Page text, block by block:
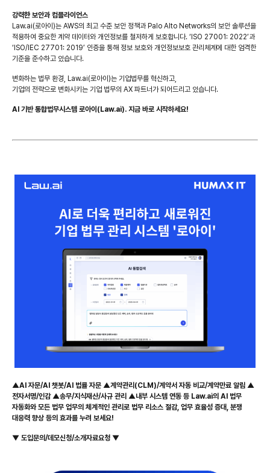
강력한 보안과 컴플라이언스
Law.ai(로아이)는 AWS의 최고 수준 보안 정책과 Palo Alto Networks의 보안 솔루션을
적용하여 중요한 계약 데이터와 개인정보를 철저하게 보호합니다. ‘ISO 27001: 2022’과
‘ISO/IEC 27701: 2019’ 인증을 통해 정보 보호와 개인정보보호 관리체계에 대한 엄격한
기준을 준수하고 있습니다.
변화하는 법무 환경, Law.ai(로아이)는 기업법무를 혁신하고,
기업의 전략으로 변화시키는 기업 법무의 AX 파트너가 되어드리고 있습니다.
AI 기반 통합법무시스템 로아이(Law.ai). 지금 바로 시작하세요!
▲AI 자문/AI 챗봇/AI 법률 자문 ▲계약관리(CLM)/계약서 자동 비교/계약만료 알림 ▲
전자서명/인감 ▲송무/지식재산/사규 관리 ▲내부 시스템 연동 등 Law.ai의 AI 법무
자동화와 모든 법무 업무의 체계적인 관리로 법무 리소스 절감, 업무 효율성 증대, 분쟁
대응력 향상 등의 효과를 누려 보세요!
▼ 도입문의/데모신청/소개자료요청 ▼